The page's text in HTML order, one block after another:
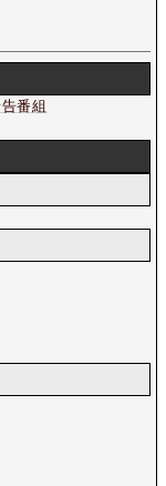
番組